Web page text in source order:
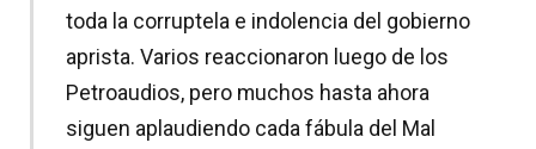
toda la corruptela e indolencia del gobierno
aprista. Varios reaccionaron luego de los
Petroaudios, pero muchos hasta ahora
siguen aplaudiendo cada fábula del Mal